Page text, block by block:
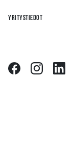
YRITYSTIEDOT